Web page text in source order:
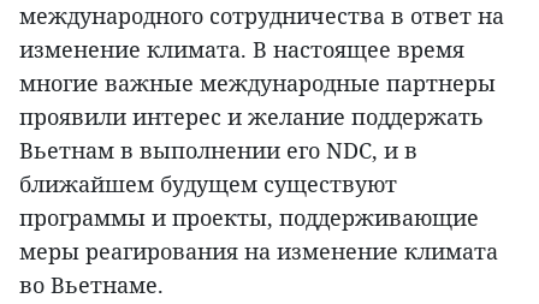
международного сотрудничества в ответ на
изменение климата. В настоящее время
многие важные международные партнеры
проявили интерес и желание поддержать
Вьетнам в выполнении его NDC, и в
ближайшем будущем существуют
программы и проекты, поддерживающие
меры реагирования на изменение климата
во Вьетнаме.